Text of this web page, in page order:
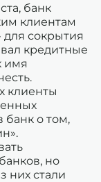
банк
клиентам
сокрытия
кредитные
имя
клиенты
о том,
но
них стали